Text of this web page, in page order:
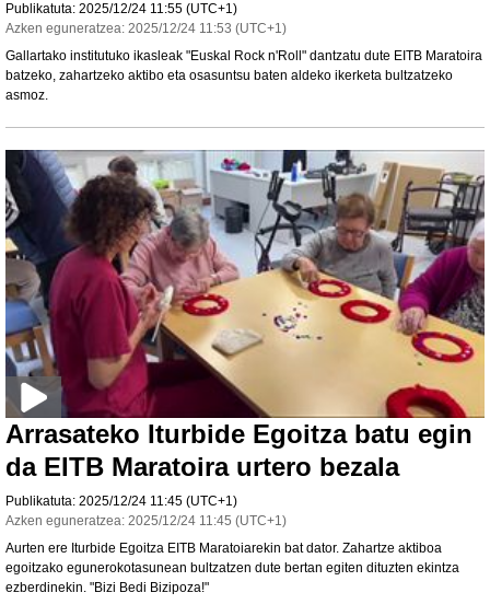
Publikatuta: 2025/12/24 11:55 (UTC+1)
Azken eguneratzea: 2025/12/24 11:53 (UTC+1)
Gallartako institutuko ikasleak "Euskal Rock n'Roll" dantzatu dute EITB Maratoira
batzeko, zahartzeko aktibo eta osasuntsu baten aldeko ikerketa bultzatzeko
asmoz.
Arrasateko Iturbide Egoitza batu egin
da EITB Maratoira urtero bezala
Publikatuta: 2025/12/24 11:45 (UTC+1)
Azken eguneratzea: 2025/12/24 11:45 (UTC+1)
Aurten ere Iturbide Egoitza EITB Maratoiarekin bat dator. Zahartze aktiboa
egoitzako egunerokotasunean bultzatzen dute bertan egiten dituzten ekintza
ezberdinekin. "Bizi Bedi Bizipoza!"